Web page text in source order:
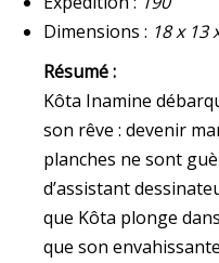
Dimensions : 18 x 13
Résumé :
Kôta Inamine
son rêve : devenir
planches ne sont
d’assistant
que Kôta plonge
que son